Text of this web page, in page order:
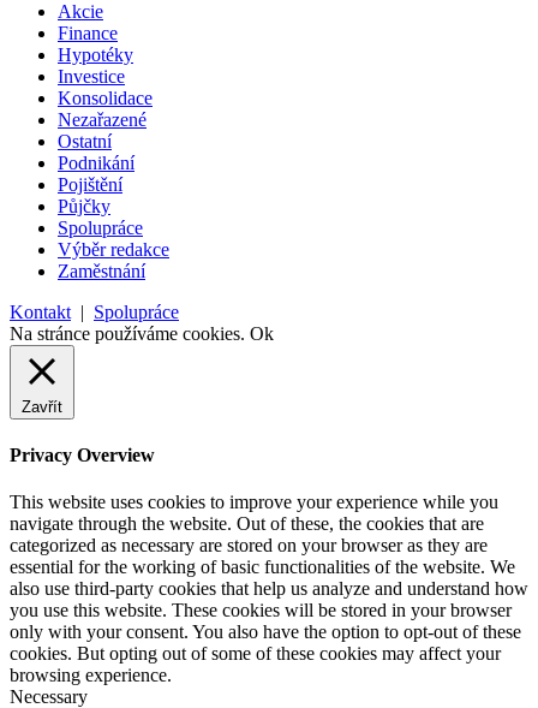
Akcie
Finance
Hypotéky
Investice
Konsolidace
Nezařazené
Ostatní
Podnikání
Pojištění
Půjčky
Spolupráce
Výběr redakce
Zaměstnání
Kontakt | Spolupráce
Na stránce používáme cookies. Ok
Zavřít
Privacy Overview
This website uses cookies to improve your experience while you
navigate through the website. Out of these, the cookies that are
categorized as necessary are stored on your browser as they are
essential for the working of basic functionalities of the website. We
also use third-party cookies that help us analyze and understand how
you use this website. These cookies will be stored in your browser
only with your consent. You also have the option to opt-out of these
cookies. But opting out of some of these cookies may affect your
browsing experience.
Necessary